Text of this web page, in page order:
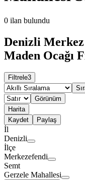
0 ilan bulundu
Denizli Merkez
Maden Ocağı
Filtrele3
Görünüm
Harita
Kaydet
Paylaş
İl
Denizli
İlçe
Merkezefendi
Semt
Gerzele Mahallesi